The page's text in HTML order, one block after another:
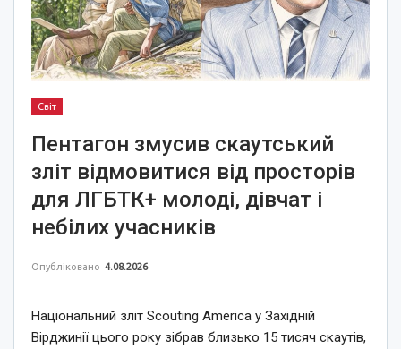
Світ
Пентагон змусив скаутський
зліт відмовитися від просторів
для ЛГБТК+ молоді, дівчат і
небілих учасників
Опубліковано 4.08.2026
Національний зліт Scouting America у Західній
Вірджинії цього року зібрав близько 15 тисяч скаутів,